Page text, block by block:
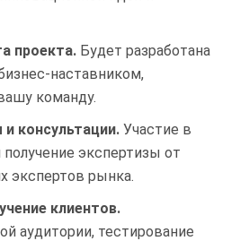
проекта. Будет разработана
наставником,
команду.
консультации. Участие в
экспертизы от
экспертов рынка.
клиентов.
аудитории, тестирование